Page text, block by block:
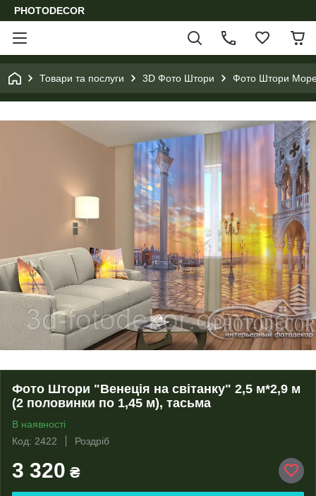
PHOTODECOR
Товари та послуги 3D Фото Штори Фото Штори
Фото Штори "Венеція на світанку" 2,5 м*2,9 м
(2 половинки по 1,45 м), тасьма
В наявності
Код: 2422
Роздріб
3 320 ₴